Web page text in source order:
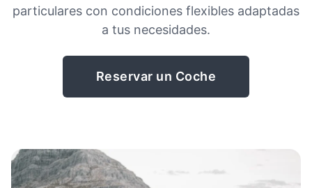
particulares con condiciones flexibles adaptadas
a tus necesidades.
Reservar un Coche